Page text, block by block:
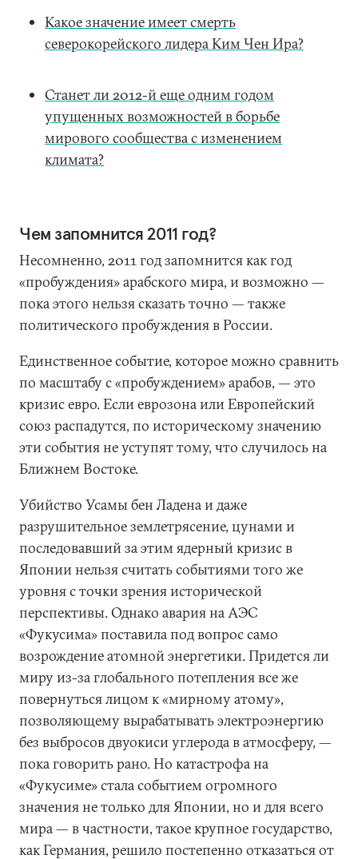
Какое значение имеет смерть
северокорейского лидера Ким Чен Ира?
Станет ли 2012-й еще одним годом
упущенных возможностей в борьбе
мирового сообщества с изменением
климата?
Чем запомнится 2011 год?
Несомненно, 2011 год запомнится как год
«пробуждения» арабского мира, и возможно —
пока этого нельзя сказать точно — также
политического пробуждения в России.
Единственное событие, которое можно сравнить
по масштабу с «пробуждением» арабов, — это
кризис евро. Если еврозона или Европейский
союз распадутся, по историческому значению
эти события не уступят тому, что случилось на
Ближнем Востоке.
Убийство Усамы бен Ладена и даже
разрушительное землетрясение, цунами и
последовавший за этим ядерный кризис в
Японии нельзя считать событиями того же
уровня с точки зрения исторической
перспективы. Однако авария на АЭС
«Фукусима» поставила под вопрос само
возрождение атомной энергетики. Придется ли
миру из-за глобального потепления все же
повернуться лицом к «мирному атому»,
позволяющему вырабатывать электроэнергию
без выбросов двуокиси углерода в атмосферу, —
пока говорить рано. Но катастрофа на
«Фукусиме» стала событием огромного
значения не только для Японии, но и для всего
мира — в частности, такое крупное государство,
как Германия, решило постепенно отказаться от